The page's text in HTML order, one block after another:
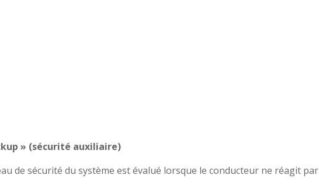
» (sécurité auxiliaire)
de sécurité du système est évalué lorsque le conducteur ne réagit par